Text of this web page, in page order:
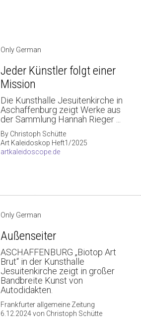
Only German
Jeder Künstler folgt einer
Mission
Die Kunsthalle Jesuitenkirche in
Aschaffenburg zeigt Werke aus
der Sammlung Hannah Rieger ...
By Christoph Schütte
Art Kaleidoskop Heft1/2025
artkaleidoscope.de
Only German
Außenseiter
ASCHAFFENBURG „Biotop Art
Brut“ in der Kunsthalle
Jesuitenkirche zeigt in großer
Bandbreite Kunst von
Autodidakten.
Frankfurter allgemeine Zeitung
6.12.2024 von Christoph Schütte